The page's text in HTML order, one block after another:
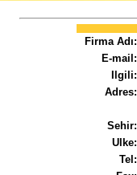
Firma Adı:
E-mail:
Ilgili:
Adres:
Sehir:
Ulke:
Tel: